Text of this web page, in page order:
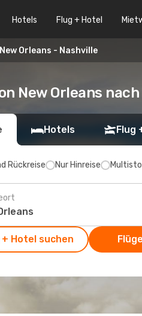
Hotels Flug + Hotel
New Orleans - Nashville
New Orleans
Hotels Flug
Rückreise Nur Hinreise
+ Hotel suchen